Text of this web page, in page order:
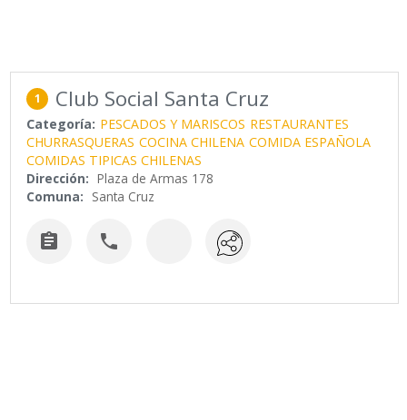
1 Club Social Santa Cruz
Categoría: PESCADOS Y MARISCOS RESTAURANTES
CHURRASQUERAS COCINA CHILENA COMIDA ESPAÑOLA
COMIDAS TIPICAS CHILENAS
Dirección: Plaza de Armas 178
Comuna: Santa Cruz
 